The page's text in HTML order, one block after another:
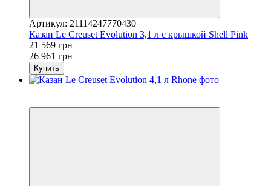
Артикул: 21114247770430
Казан Le Creuset Evolution 3,1 л с крышкой Shell Pink
21 569 грн
26 961 грн
Купить